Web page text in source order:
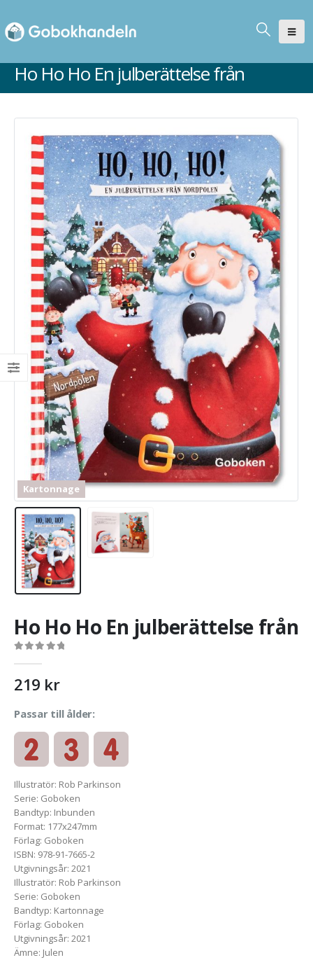
Ho Ho Ho En julberättelse från
Kartonnage
Ho Ho Ho En julberättelse från
219 kr
Passar till ålder:
Illustratör: Rob Parkinson
Serie: Goboken
Bandtyp: Inbunden
Format: 177x247mm
Förlag: Goboken
ISBN: 978-91-7665-2
Utgivningsår: 2021
Illustratör: Rob Parkinson
Serie: Goboken
Bandtyp: Kartonnage
Förlag: Goboken
Utgivningsår: 2021
Ämne: Julen